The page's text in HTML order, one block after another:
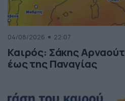
04/08/2026 22:07
Καιρός: Σάκης
έως της Παναγίας